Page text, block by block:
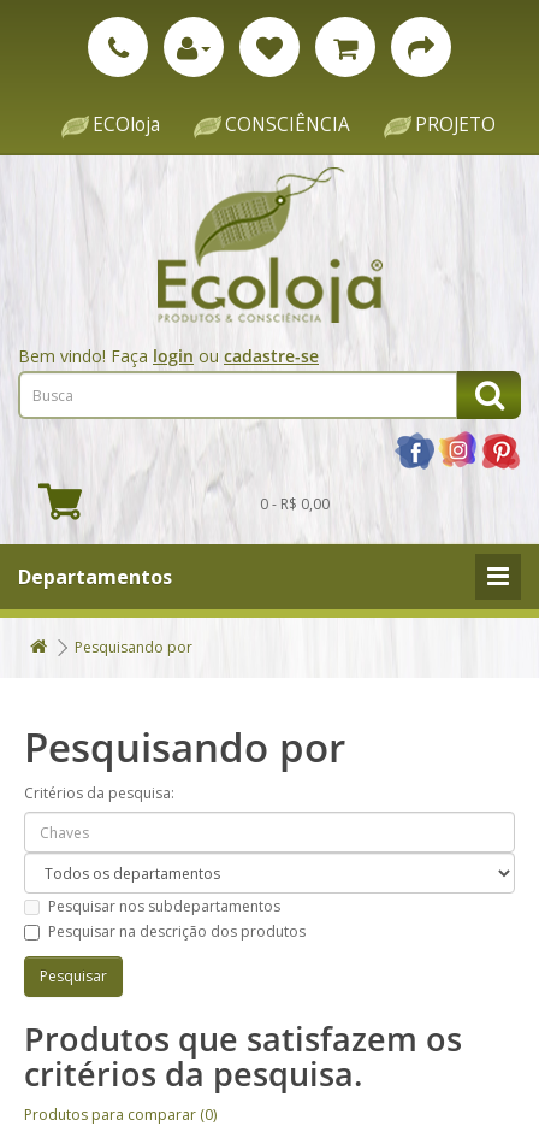
ECOloja CONSCIÊNCIA PROJETO
Bem vindo! Faça login ou cadastre-se
0 - R$ 0,00
Departamentos
Pesquisando por
Pesquisando por
Critérios da pesquisa:
Pesquisar nos subdepartamentos
Pesquisar na descrição dos produtos
Produtos que satisfazem os
critérios da pesquisa.
Produtos para comparar (0)